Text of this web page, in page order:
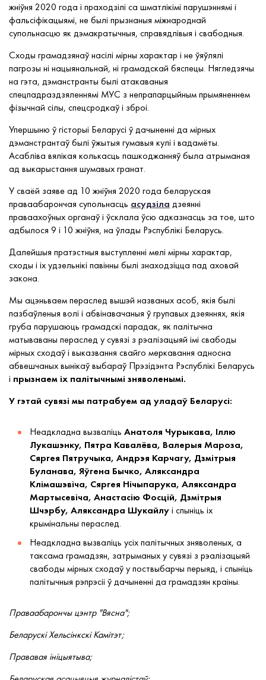
жніўня 2020 года і праходзілі са шматлікімі парушэннямі і
фальсіфікацыямі, не былі прызнаныя міжнароднай
супольнасцю як дэмакратычныя, справядлівыя і свабодныя.
Сходы грамадзянаў насілі мірны характар і не ўяўлялі
пагрозы ні нацыянальнай, ні грамадскай бяспецы. Нягледзячы
на гэта, дэманстранты былі атакаваныя
спецпадраздзяленнямі МУС з непрапарцыйным прымяненнем
фізычнай сілы, спецсродкаў і зброі.
Упершыню ў гісторыі Беларусі ў дачыненні да мірных
дэманстрантаў былі ўжытыя гумавыя кулі і вадамёты.
Асабліва вялікая колькасць пашкоджанняў была атрыманая
ад выкарыстання шумавых гранат.
У сваёй заяве ад 10 жніўня 2020 года беларуская
праваабарончая супольнасць асудзіла дзеянні
праваахоўных органаў і ўсклала ўсю адказнасць за тое, што
адбылося 9 і 10 жніўня, на ўлады Рэспублікі Беларусь.
Далейшыя пратэстныя выступленні мелі мірны характар,
сходы і іх удзельнікі павінны былі знаходзіцца пад аховай
закона.
Мы ацэньваем пераслед вышэй названых асоб, якія былі
пазбаўленыя волі і абвінавачаныя ў групавых дзеяннях, якія
груба парушаюць грамадскі парадак, як палітычна
матываваны пераслед у сувязі з рэалізацыяй імі свабоды
мірных сходаў і выказвання свайго меркавання адносна
абвешчаных вынікаў выбараў Прэзідэнта Рэспублікі Беларусь
і прызнаем іх палітычнымі зняволенымі.
У гэтай сувязі мы патрабуем ад уладаў Беларусі:
Неадкладна вызваліць Анатоля Чурыкава, Іллю
Лукашэнку, Пятра Кавалёва, Валерыя Мароза,
Сяргея Пятручыка, Андрэя Карчагу, Дзмітрыя
Буланава, Яўгена Бычко, Аляксандра
Клімашэвіча, Сяргея Нічыпарука, Аляксандра
Мартысевіча, Анастасію Фосцій, Дзмітрыя
Шчэрбу, Аляксандра Шукайлуі спыніць іх
крымінальны пераслед.
Неадкладна вызваліць усіх палітычных зняволеных, а
таксама грамадзян, затрыманых у сувязі з рэалізацыяй
свабоды мірных сходаў у поствыбарчы перыяд, і спыніць
палітычныя рэпрэсіі ў дачыненні да грамадзян краіны.
Праваабарончы цэнтр "Вясна";
Беларускі Хельсінкскі Камітэт;
Прававая ініцыятыва;